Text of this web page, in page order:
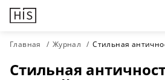
Главная Журнал Стильная
Стильная